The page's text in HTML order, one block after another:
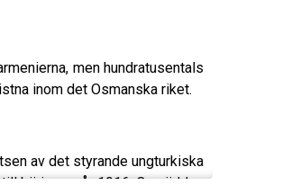
men hundratusentals
inom det Osmanska riket.
av det styrande ungturkiska